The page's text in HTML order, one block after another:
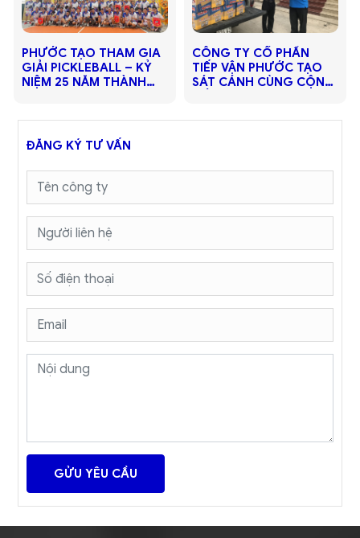
PHƯỚC TẠO THAM GIA
GIẢI PICKLEBALL – KỶ
NIỆM 25 NĂM THÀNH
​​​​​​​CÔNG TY CỔ PHẦN
TIẾP VẬN PHƯỚC TẠO
SÁT CÁNH CÙNG CỘNG
ĐĂNG KÝ TƯ VẤN